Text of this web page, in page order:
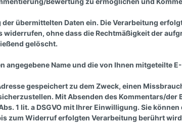
übermittelten Daten ein. Die Verarbeitung
ohne dass die Rechtmäßigkeit der
gelöscht.
angegebene Name und die von Ihnen mitgeteilte
gespeichert zu dem Zweck, einen
Mit Absenden des Kommentars/der
1 lit. a DSGVO mit Ihrer Einwilligung. Sie
zum Widerruf erfolgten Verarbeitung berührt